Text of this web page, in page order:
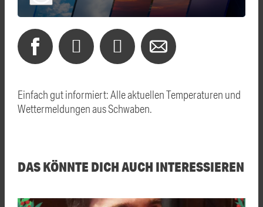
Einfach gut informiert: Alle aktuellen Temperaturen und
Wettermeldungen aus Schwaben.
DAS KÖNNTE DICH AUCH INTERESSIEREN